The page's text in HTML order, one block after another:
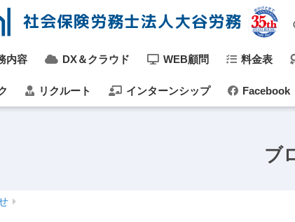
社会保険労務士法人大谷労務
内容 DX＆クラウド WEB顧問 料金表
リクルート インターンシップ Facebook
ブ